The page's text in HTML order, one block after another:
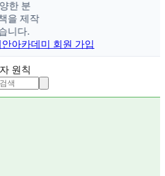
한 분
제작
다.
안아카데미 회원 가입
원칙